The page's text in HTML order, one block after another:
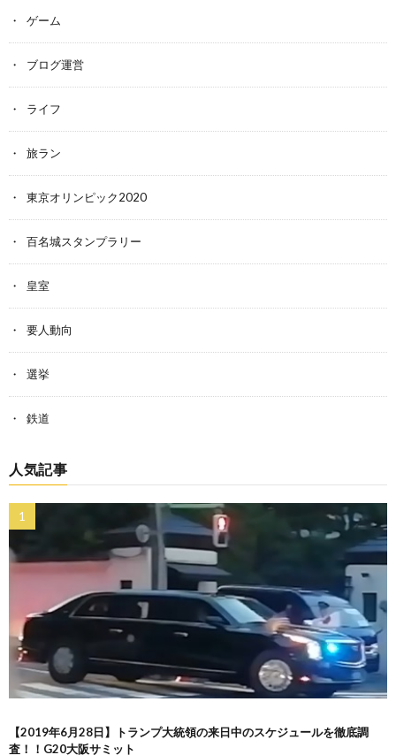
ゲーム
ブログ運営
ライフ
旅ラン
東京オリンピック2020
百名城スタンプラリー
皇室
要人動向
選挙
鉄道
人気記事
【2019年6月28日】トランプ大統領の来日中のスケジュールを徹底調
査！！G20大阪サミット